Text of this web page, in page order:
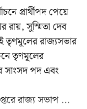
প্রার্থীপদ পেয়ে
রায়, সুস্মিতা দেব
তৃণমূলের রাজ্যসভার
তৃণমূলের
পদ এবং
রাজ্য সভাপ ...